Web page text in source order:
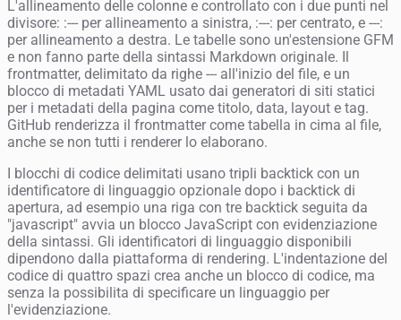
L'allineamento delle colonne e controllato con i due punti nel
divisore: :--- per allineamento a sinistra, :---: per centrato, e ---:
per allineamento a destra. Le tabelle sono un'estensione GFM
e non fanno parte della sintassi Markdown originale. Il
frontmatter, delimitato da righe --- all'inizio del file, e un
blocco di metadati YAML usato dai generatori di siti statici
per i metadati della pagina come titolo, data, layout e tag.
GitHub renderizza il frontmatter come tabella in cima al file,
anche se non tutti i renderer lo elaborano.
I blocchi di codice delimitati usano tripli backtick con un
identificatore di linguaggio opzionale dopo i backtick di
apertura, ad esempio una riga con tre backtick seguita da
"javascript" avvia un blocco JavaScript con evidenziazione
della sintassi. Gli identificatori di linguaggio disponibili
dipendono dalla piattaforma di rendering. L'indentazione del
codice di quattro spazi crea anche un blocco di codice, ma
senza la possibilita di specificare un linguaggio per
l'evidenziazione.